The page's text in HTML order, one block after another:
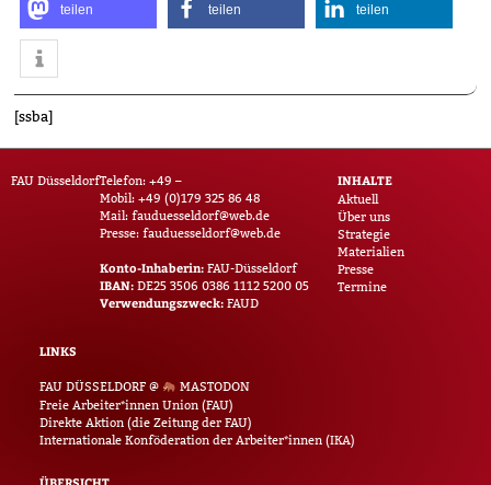
teilen teilen teilen
[ssba]
FAU DüsseldorfTelefon: +49 –
Mobil: +49 (0)179 325 86 48
Mail: fauduesseldorf@web.de
Presse: fauduesseldorf@web.de
Konto-Inhaberin: FAU-Düsseldorf
IBAN: DE25 3506 0386 1112 5200 05
Verwendungszweck: FAUD
INHALTE
Aktuell
Über uns
Strategie
Materialien
Presse
Termine
LINKS
FAU DÜSSELDORF @
MASTODON
Freie Arbeiter*innen Union (FAU)
Direkte Aktion (die Zeitung der FAU)
Internationale Konföderation der Arbeiter*innen (IKA)